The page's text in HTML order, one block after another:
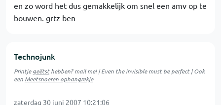
en zo word het dus gemakkelijk om snel een amv op te
bouwen. grtz ben
Technojunk
Printjegeëtsthebben? mail me! | Even the invisible must be perfect | Ook
een Meetsnoeren ophangrekje
zaterdag 30 juni 2007 10:21:06